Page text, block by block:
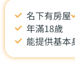
名下有房屋
年滿18歲
能提供基本